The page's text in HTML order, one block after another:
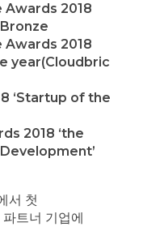
Awards 2018
Awards 2018
year(Cloudbric
‘Startup of the
2018 ‘the
서 첫
트너 기업에